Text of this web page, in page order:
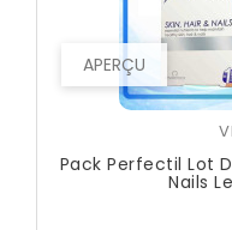
APERÇU
Pack Perfectil Lot
Nails